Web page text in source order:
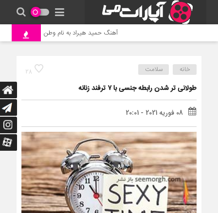
آهنگ حمید هیراد به نام وطن جنگ و
28 خانه سلامت
طولانی تر شدن رابطه جنسی با ۷ ترفند زنانه
08 فوریه 2021 - 20:01